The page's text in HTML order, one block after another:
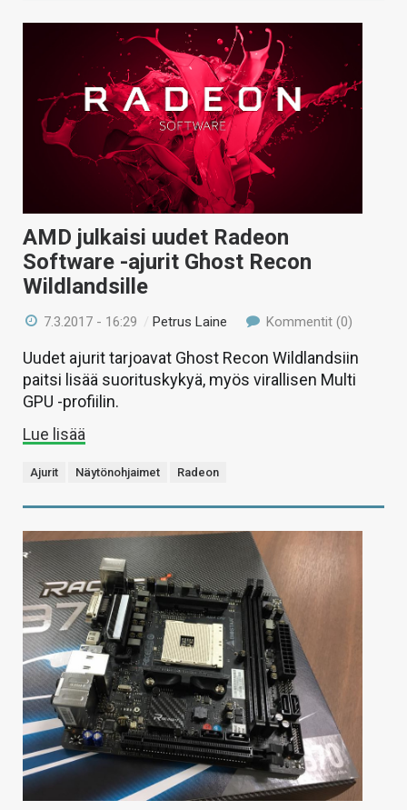
AMD julkaisi uudet Radeon
Software -ajurit Ghost Recon
Wildlandsille
7.3.2017 - 16:29 /Petrus Laine Kommentit (0)
Uudet ajurit tarjoavat Ghost Recon Wildlandsiin
paitsi lisää suorituskykyä, myös virallisen Multi
GPU -profiilin.
Lue lisää
Ajurit Näytönohjaimet Radeon